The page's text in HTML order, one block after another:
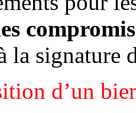
la signature
d’un